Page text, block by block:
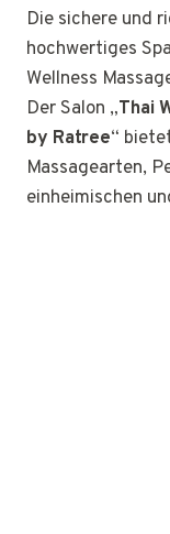
Die sichere und
hochwertiges
Wellness
Der Salon „Thai
by Ratree“
Massagearten,
einheimischen